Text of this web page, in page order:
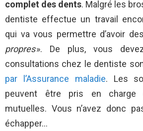
complet des dents. Malgré les
dentiste effectue un travail
qui va vous permettre d’avoir
propres». De plus, vous
consultations chez le dentiste
par l’Assurance maladie. Les
peuvent être pris en charge
mutuelles. Vous n’avez donc
échapper…